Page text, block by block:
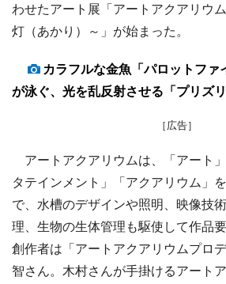
わせたアート展「アートアクアリウ
灯（あかり）～」が始まった。
カラフルな金魚「パロットファ
が泳ぐ、光を乱反射させる「プリズリ
［広告］
アートアクアリウムは、「アート
タテインメント」「アクアリウム」
で、水槽のデザインや照明、映像技
理、生物の生体管理も駆使して作品
創作者は「アートアクアリウムプロ
智さん。木村さんが手掛けるアート